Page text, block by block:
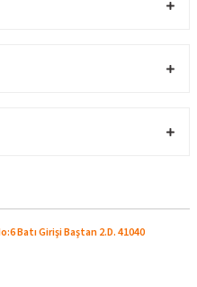
Batı Girişi Baştan 2.D. 41040